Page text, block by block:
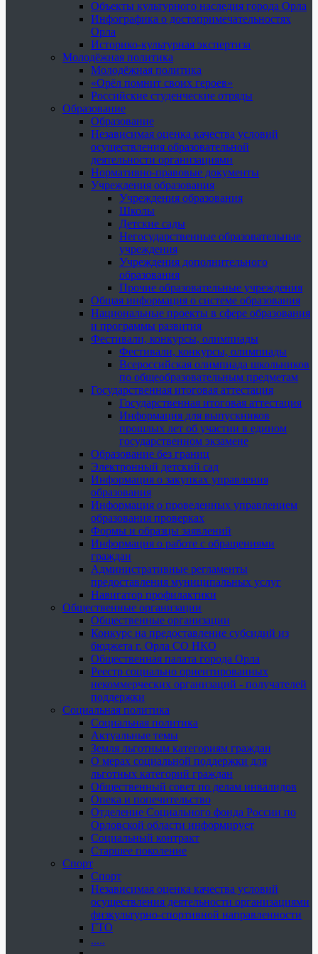
Объекты культурного наследия города Орла
Инфографика о достопримечательностях
Орла
Историко-культурная экспертиза
Молодёжная политика
Молодёжная политика
«Орёл помнит своих героев»
Российские студенческие отряды
Образование
Образование
Независимая оценка качества условий
осуществления образовательной
деятельности организациями
Нормативно-правовые документы
Учреждения образования
Учреждения образования
Школы
Детские сады
Негосударственные образовательные
учреждения
Учреждения дополнительного
образования
Прочие образовательные учреждения
Общая информация о системе образования
Национальные проекты в сфере образования
и программы развития
Фестивали, конкурсы, олимпиады
Фестивали, конкурсы, олимпиады
Всероссийская олимпиада школьников
по общеобразовательным предметам
Государственная итоговая аттестация
Государственная итоговая аттестация
Информация для выпускников
прошлых лет об участии в едином
государственном экзамене
Образование без границ
Электронный детский сад
Информация о закупках управления
образования
Информация о проведенных управлением
образования проверках
Формы и образцы заявлений
Информация о работе с обращениями
граждан
Административные регламенты
предоставления муниципальных услуг
Навигатор профилактики
Общественные организации
Общественные организации
Конкурс на предоставление субсидий из
бюджета г. Орла СО НКО
Общественная палата города Орла
Реестр социально ориентированных
некоммерческих организаций - получателей
поддержки
Социальная политика
Социальная политика
Актуальные темы
Земля льготным категориям граждан
О мерах социальной поддержки для
льготных категорий граждан
Общественный совет по делам инвалидов
Опека и попечительство
Отделение Социального фонда России по
Орловской области информирует
Социальный контракт
Старшее поколение
Спорт
Спорт
Независимая оценка качества условий
осуществления деятельности организациями
физкультурно-спортивной направленности
ГТО
.....